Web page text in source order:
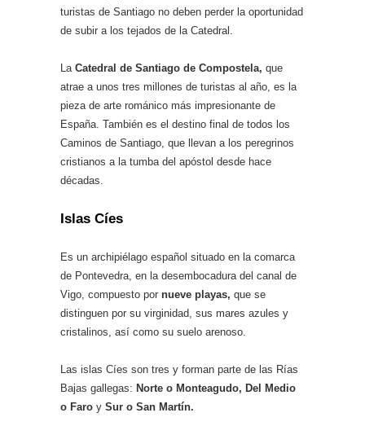
turistas de Santiago no deben perder la oportunidad
de subir a los tejados de la Catedral.
La Catedral de Santiago de Compostela, que
atrae a unos tres millones de turistas al año, es la
pieza de arte románico más impresionante de
España. También es el destino final de todos los
Caminos de Santiago, que llevan a los peregrinos
cristianos a la tumba del apóstol desde hace
décadas.
Islas Cíes
Es un archipiélago español situado en la comarca
de Pontevedra, en la desembocadura del canal de
Vigo, compuesto por nueve playas, que se
distinguen por su virginidad, sus mares azules y
cristalinos, así como su suelo arenoso.
Las islas Cíes son tres y forman parte de las Rías
Bajas gallegas: Norte o Monteagudo, Del Medio
o Faro y Sur o San Martín.